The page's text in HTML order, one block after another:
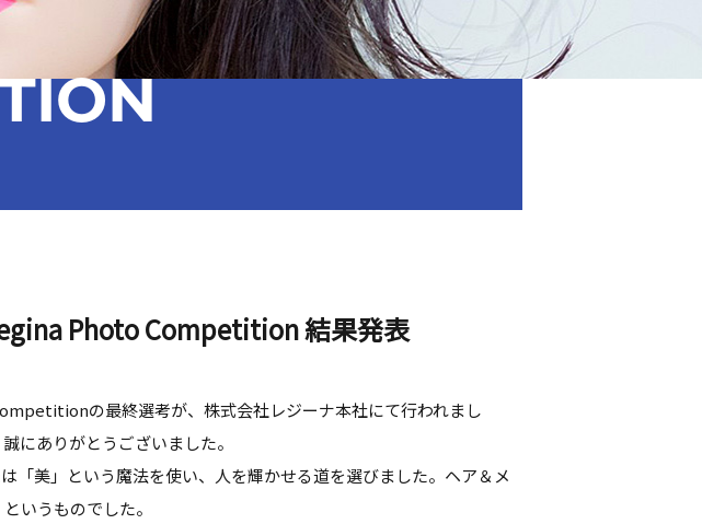
Photo Competition 結果発表
の最終選考が、株式会社レジーナ本社にて行われまし
にありがとうございました。
「美」という魔法を使い、人を輝かせる道を選びました。ヘア＆メ
いうものでした。